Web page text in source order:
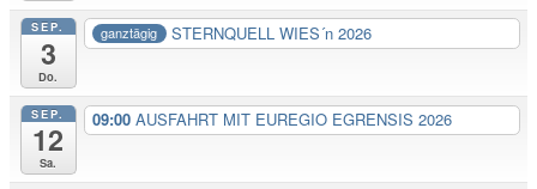
SEP.
3
Do.
ganztägig STERNQUELL WIES´n 2026
SEP.
12
Sa.
09:00 AUSFAHRT MIT EUREGIO EGRENSIS 2026